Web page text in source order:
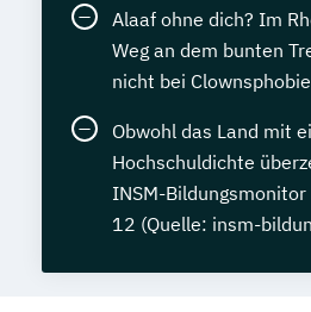
Alaaf ohne dich? Im
Weg an dem bunten
nicht bei Clownsphobie
Obwohl das Land mit
Hochschuldichte
INSM-
12 (Quelle: insm-